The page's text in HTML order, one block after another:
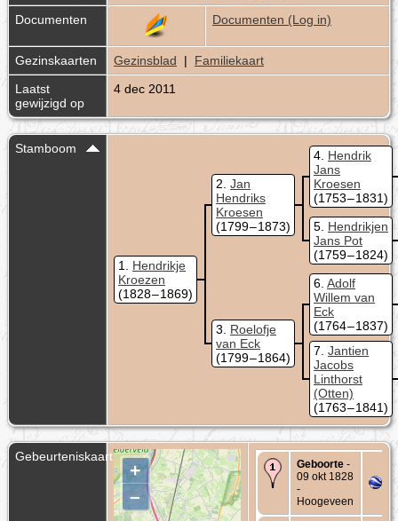
Documenten
Documenten (Log in)
Gezinskaarten Gezinsblad | Familiekaart
Laatst
gewijzigd op
4 dec 2011
Stamboom
1
Hendrikje
Kroezen
(1828 – 1869)
2 Jan
Hendriks
Kroesen
(1799 – 1873)
4 Hendrik
Jans
Kroesen
(1753 – 1831)
5 Hendrikjen
Jans Pot
(1759 – 1824)
3
Roelofje
van Eck
(1799 – 1864)
6 Adolf
Willem van
Eck
(1764 – 1837)
7 Jantien
Jacobs
Linthorst
(Otten)
(1763 – 1841)
Gebeurteniskaart
+
–
Geboorte -
09 okt 1828
-
Hoogeveen